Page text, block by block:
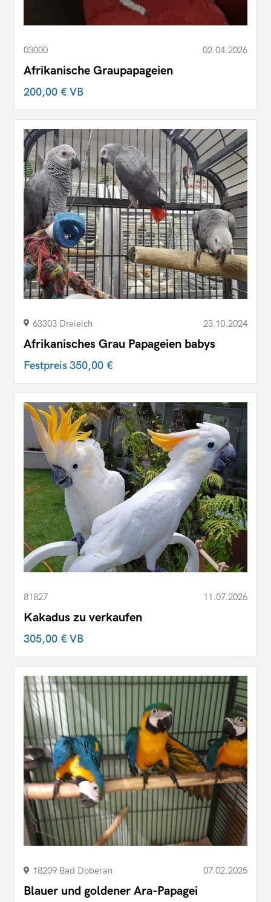
03000 02.04.2026
Afrikanische Graupapageien
200,00 €VB
63303 Dreieich 23.10.2024
Afrikanisches Grau Papageien babys
Festpreis350,00 €
81827 11.07.2026
Kakadus zu verkaufen
305,00 €VB
18209 Bad Doberan 07.02.2025
Blauer und goldener Ara-Papagei